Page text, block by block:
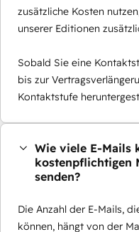
zusätzliche Kosten
unserer Editionen
Sobald Sie eine
bis zur
Kontaktstufe
Wie viele E-Mails
kostenpflichtigen
senden?
Die Anzahl der E-Mails,
können, hängt von der